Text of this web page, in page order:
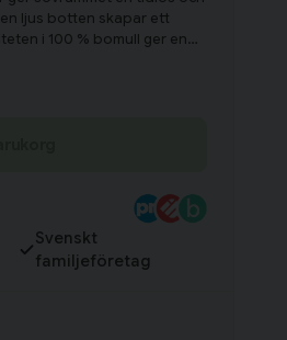
ljus botten skapar ett
i 100 % bomull ger en
Svenskt
familjeföretag